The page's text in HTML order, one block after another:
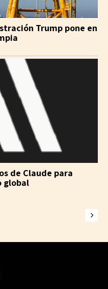
Trump pone en
de Claude para
global